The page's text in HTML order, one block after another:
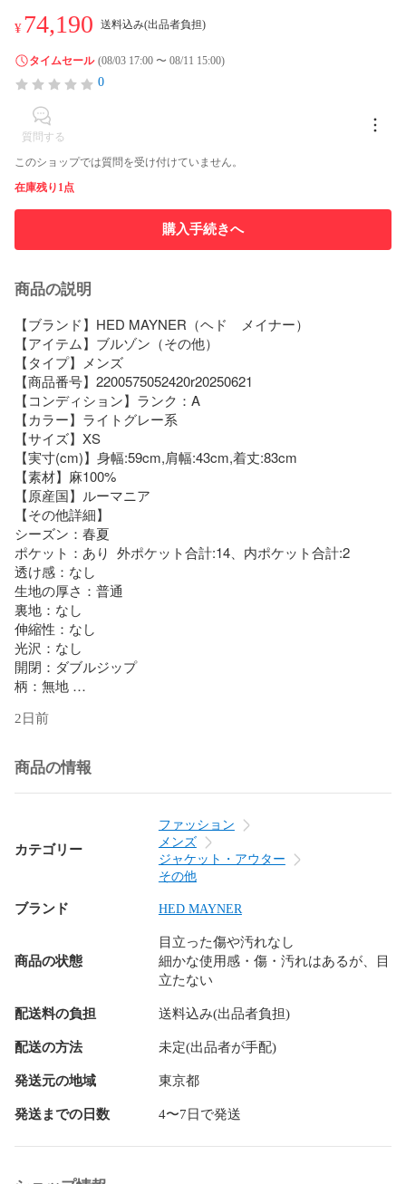
¥74,190 送料込み(出品者負担)
タイムセール (08/03 17:00 〜 08/11 15:00)
0
質問する
このショップでは質問を受け付けていません。
在庫残り1点
購入手続きへ
商品の説明
【ブランド】HED MAYNER（ヘド　メイナー）
【アイテム】ブルゾン（その他）
【タイプ】メンズ
【商品番号】2200575052420r20250621
【コンディション】ランク：A
【カラー】ライトグレー系
【サイズ】XS
【実寸(cm)】身幅:59cm,肩幅:43cm,着丈:83cm
【素材】麻100%
【原産国】ルーマニア
【その他詳細】
シーズン：春夏
ポケット：あり  外ポケット合計:14、内ポケット合計:2
透け感：なし
生地の厚さ：普通
裏地：なし
伸縮性：なし
光沢：なし
開閉：ダブルジップ
柄：無地
っておりますが、ずれが生じ欠品となる場合もございます。
【商品コード】2041225E0006
【コンディションについて】
RAGTAG Onlineでは商品がユーズドである性質を考慮して、
商品の状態を下記の基準で表示しております。
・新品同様…新品または新品同様のもの ※
・A…汚れやダメージがない、またはあっても目立たないきれ
いなもの
・B…着用感が少なく、汚れやダメージが気にならないもの
・C…着用感があり、汚れやダメージがみられるもの
・D…汚れやダメージが目立つもの
含まれておりません。
また、汚れや破れ等の記載もしておりませんので予めご了承
ください。
※新品同様では、裾上げ等お直しがしてある場合もございま
2日前
商品の情報
カテゴリー
ファッション
メンズ
ジャケット・アウター
その他
ブランド HED MAYNER
商品の状態
目立った傷や汚れなし
細かな使用感・傷・汚れはあるが、目
立たない
配送料の負担 送料込み(出品者負担)
配送の方法 未定(出品者が手配)
発送元の地域 東京都
発送までの日数 4〜7日で発送